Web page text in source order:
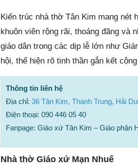
Kiến trúc nhà thờ Tân Kim mang nét
khuôn viên rộng rãi, thoáng đãng và
giáo dân trong các dịp lễ lớn như
hội, thể hiện rõ tinh thần gắn kết
Thông tin liên hệ
Địa chỉ: 36 Tân Kim, Thanh Trung, Hải
Điện thoại: 090 446 05 40
Fanpage: Giáo xứ Tân Kim – Giáo phận
Nhà thờ Giáo xứ Mạn Nhuế